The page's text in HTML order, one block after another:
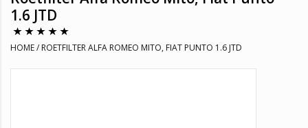
UNIVERSELE UITLAATDELEN
MERKEN
1.6 JTD
HOME/ ROETFILTER ALFA ROMEO MITO, FIAT PUNTO 1.6 JTD